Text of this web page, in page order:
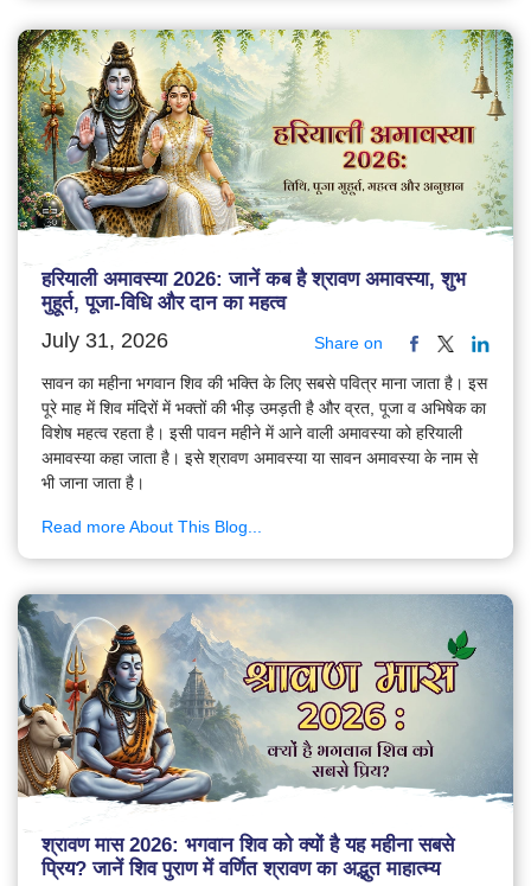
हरियाली अमावस्या 2026: जानें कब है श्रावण अमावस्या, शुभ
मुहूर्त, पूजा-विधि और दान का महत्व
July 31, 2026 Share on
सावन का महीना भगवान शिव की भक्ति के लिए सबसे पवित्र माना जाता है। इस
पूरे माह में शिव मंदिरों में भक्तों की भीड़ उमड़ती है और व्रत, पूजा व अभिषेक का
विशेष महत्व रहता है। इसी पावन महीने में आने वाली अमावस्या को हरियाली
अमावस्या कहा जाता है। इसे श्रावण अमावस्या या सावन अमावस्या के नाम से
भी जाना जाता है।
Read more About This Blog...
श्रावण मास 2026: भगवान शिव को क्यों है यह महीना सबसे
प्रिय? जानें शिव पुराण में वर्णित श्रावण का अद्भुत माहात्म्य